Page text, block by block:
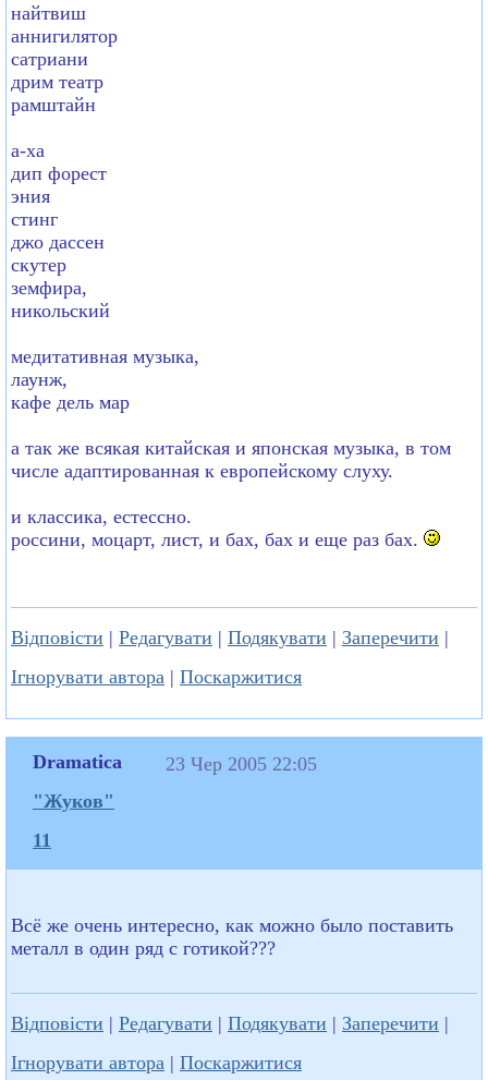
найтвиш
аннигилятор
сатриани
дрим театр
рамштайн
а-ха
дип форест
эния
стинг
джо дассен
скутер
земфира,
никольский
медитативная музыка,
лаунж,
кафе дель мар
а так же всякая китайская и японская музыка, в том
числе адаптированная к европейскому слуху.
и классика, естессно.
россини, моцарт, лист, и бах, бах и еще раз бах.
Відповісти | Редагувати | Подякувати | Заперечити |
Ігнорувати автора | Поскаржитися
Dramatica
"Жуков"
11
23 Чер 2005 22:05
Всё же очень интересно, как можно было поставить
металл в один ряд с готикой???
Відповісти | Редагувати | Подякувати | Заперечити |
Ігнорувати автора | Поскаржитися